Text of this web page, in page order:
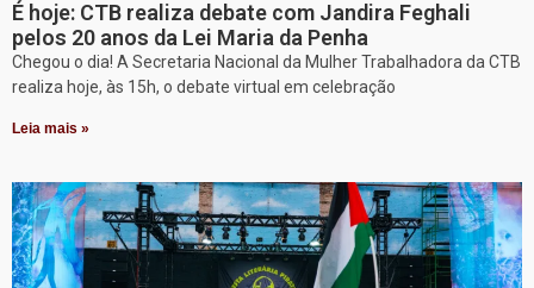
É hoje: CTB realiza debate com Jandira Feghali
pelos 20 anos da Lei Maria da Penha
Chegou o dia! A Secretaria Nacional da Mulher Trabalhadora da CTB
realiza hoje, às 15h, o debate virtual em celebração
Leia mais »